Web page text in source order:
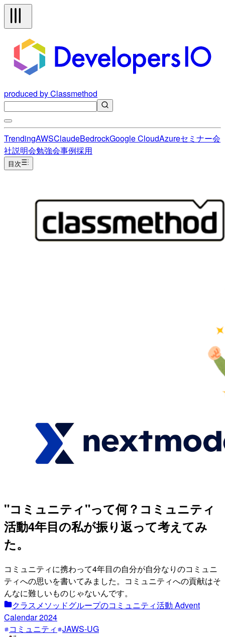
produced by Classmethod
TrendingAWSClaudeBedrockGoogle CloudAzureセミナー会
社説明会勉強会事例採用
目次
"コミュニティ"って何？コミュニティ
活動4年目の私が振り返って考えてみ
た。
コミュニティに携わって4年目の自分が自分なりのコミュニ
ティへの思いを書いてみました。コミュニティへの貢献はそ
んなに難しいものじゃないんです。
クラスメソッドグループのコミュニティ活動 Advent
Calendar 2024
コミュニティ JAWS-UG